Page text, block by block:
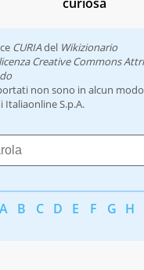
CURIAdel Wikizionario
licenza Creative Commons
non sono in alcun
Italiaonline S.p.A.
A B C D E F G H